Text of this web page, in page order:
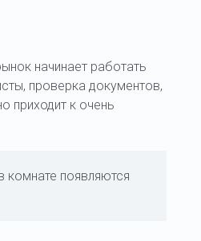
начинает работать
проверка документов,
приходит к очень
комнате появляются